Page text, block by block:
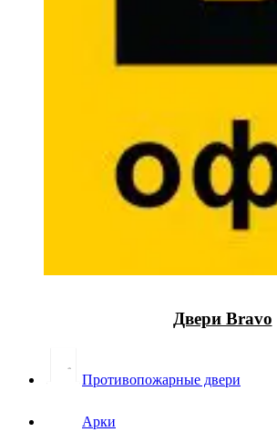
Двери Bravo
Противопожарные двери
Арки